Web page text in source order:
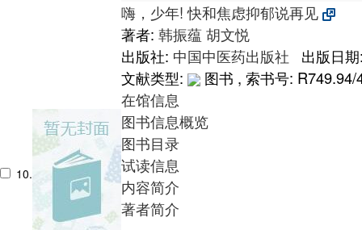
10.
嗨，少年! 快和焦虑抑郁说再见
著者: 韩振蕴胡文悦
出版社: 中国中医药出版社
出版日
文献类型:
图书 , 索书号: R749.94/
在馆信息
图书信息概览
图书目录
试读信息
内容简介
著者简介